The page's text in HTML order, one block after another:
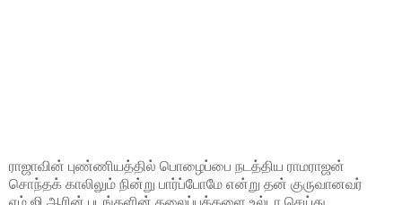
ராஜாவின் புண்ணியத்தில் பொழைப்பை நடத்திய ராமராஜன்
சொந்தக் காலிலும் நின்று பார்ப்போமே என்று தன் குருவானவர்
எம்.ஜி.ஆரின் படங்களின் தலைப்புக்களை உல்டா செய்து